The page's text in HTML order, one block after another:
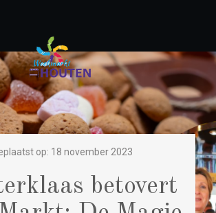
op: 18 november 2023
betovert